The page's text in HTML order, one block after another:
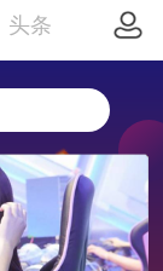
头条